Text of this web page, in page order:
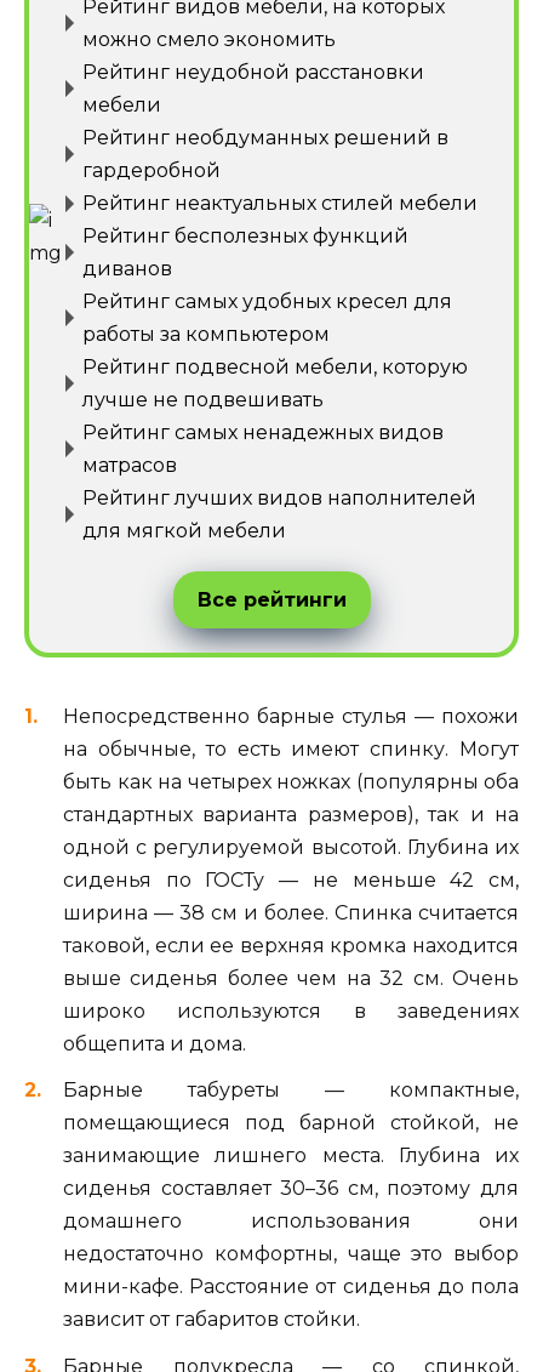
Рейтинг видов мебели, на которых
можно смело экономить
Рейтинг неудобной расстановки
мебели
Рейтинг необдуманных решений в
гардеробной
Рейтинг неактуальных стилей мебели
Рейтинг бесполезных функций
диванов
Рейтинг самых удобных кресел для
работы за компьютером
Рейтинг подвесной мебели, которую
лучше не подвешивать
Рейтинг самых ненадежных видов
матрасов
Рейтинг лучших видов наполнителей
для мягкой мебели
Все рейтинги
Непосредственно барные стулья — похожи
на обычные, то есть имеют спинку. Могут
быть как на четырех ножках (популярны оба
стандартных варианта размеров), так и на
одной с регулируемой высотой. Глубина их
сиденья по ГОСТу — не меньше 42 см,
ширина — 38 см и более. Спинка считается
таковой, если ее верхняя кромка находится
выше сиденья более чем на 32 см. Очень
широко используются в заведениях
общепита и дома.
Барные табуреты — компактные,
помещающиеся под барной стойкой, не
занимающие лишнего места. Глубина их
сиденья составляет 30–36 см, поэтому для
домашнего использования они
недостаточно комфортны, чаще это выбор
мини-кафе. Расстояние от сиденья до пола
зависит от габаритов стойки.
Барные полукресла — со спинкой,